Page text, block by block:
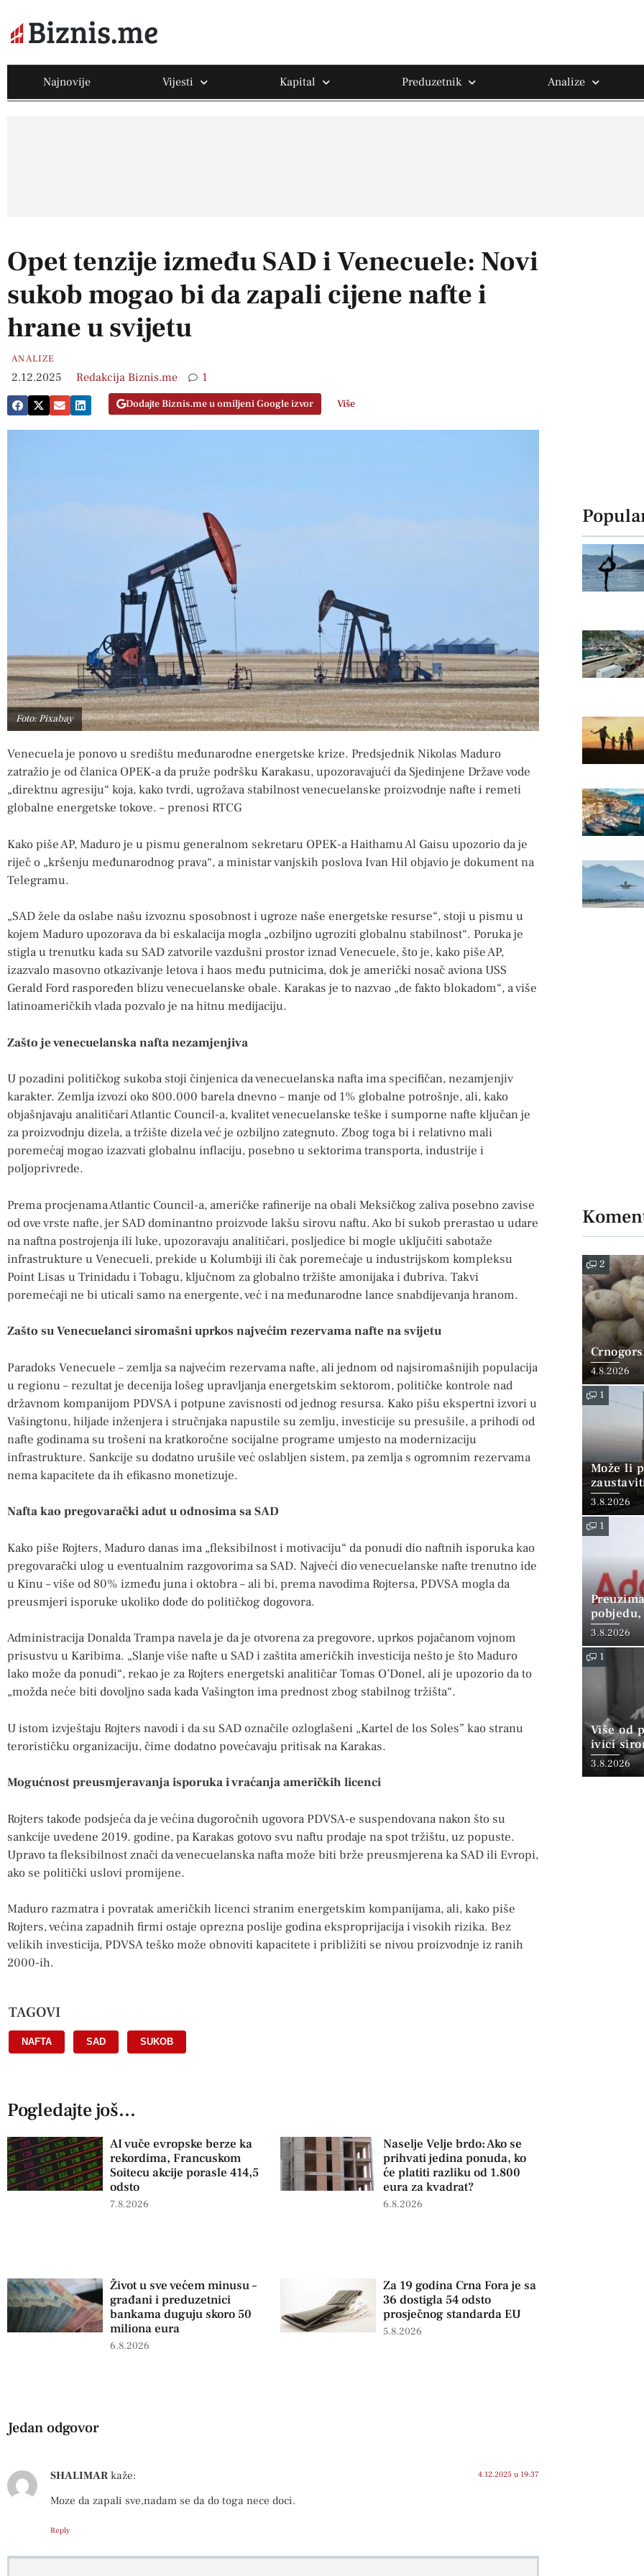
Najnovije Vijesti Kapital Preduzetnik Analize
Opet tenzije između SAD i Venecuele: Novi
sukob mogao bi da zapali cijene nafte i
hrane u svijetu
ANALIZE
2.12.2025 Redakcija Biznis.me 1
Dodajte Biznis.me u omiljeni Google izvor Više
Foto: Pixabay
Venecuela je ponovo u središtu međunarodne energetske krize. Predsjednik Nikolas Maduro
zatražio je od članica OPEK-a da pruže podršku Karakasu, upozoravajući da Sjedinjene Države vode
„direktnu agresiju“ koja, kako tvrdi, ugrožava stabilnost venecuelanske proizvodnje nafte i remeti
globalne energetske tokove. – prenosi RTCG
Kako piše AP, Maduro je u pismu generalnom sekretaru OPEK-a Haithamu Al Gaisu upozorio da je
riječ o „kršenju međunarodnog prava“, a ministar vanjskih poslova Ivan Hil objavio je dokument na
Telegramu.
„SAD žele da oslabe našu izvoznu sposobnost i ugroze naše energetske resurse“, stoji u pismu u
kojem Maduro upozorava da bi eskalacija mogla „ozbiljno ugroziti globalnu stabilnost“. Poruka je
stigla u trenutku kada su SAD zatvorile vazdušni prostor iznad Venecuele, što je, kako piše AP,
izazvalo masovno otkazivanje letova i haos među putnicima, dok je američki nosač aviona USS
Gerald Ford raspoređen blizu venecuelanske obale. Karakas je to nazvao „de fakto blokadom“, a više
latinoameričkih vlada pozvalo je na hitnu medijaciju.
Zašto je venecuelanska nafta nezamjenjiva
U pozadini političkog sukoba stoji činjenica da venecuelanska nafta ima specifičan, nezamjenjiv
karakter. Zemlja izvozi oko 800.000 barela dnevno – manje od 1% globalne potrošnje, ali, kako
objašnjavaju analitičari Atlantic Council-a, kvalitet venecuelanske teške i sumporne nafte ključan je
za proizvodnju dizela, a tržište dizela već je ozbiljno zategnuto. Zbog toga bi i relativno mali
poremećaj mogao izazvati globalnu inflaciju, posebno u sektorima transporta, industrije i
poljoprivrede.
Prema procjenama Atlantic Council-a, američke rafinerije na obali Meksičkog zaliva posebno zavise
od ove vrste nafte, jer SAD dominantno proizvode lakšu sirovu naftu. Ako bi sukob prerastao u udare
na naftna postrojenja ili luke, upozoravaju analitičari, posljedice bi mogle uključiti sabotaže
infrastrukture u Venecueli, prekide u Kolumbiji ili čak poremećaje u industrijskom kompleksu
Point Lisas u Trinidadu i Tobagu, ključnom za globalno tržište amonijaka i đubriva. Takvi
poremećaji ne bi uticali samo na energente, već i na međunarodne lance snabdijevanja hranom.
Zašto su Venecuelanci siromašni uprkos najvećim rezervama nafte na svijetu
Paradoks Venecuele – zemlja sa najvećim rezervama nafte, ali jednom od najsiromašnijih populacija
u regionu – rezultat je decenija lošeg upravljanja energetskim sektorom, političke kontrole nad
državnom kompanijom PDVSA i potpune zavisnosti od jednog resursa. Kako pišu ekspertni izvori u
Vašingtonu, hiljade inženjera i stručnjaka napustile su zemlju, investicije su presušile, a prihodi od
nafte godinama su trošeni na kratkoročne socijalne programe umjesto na modernizaciju
infrastrukture. Sankcije su dodatno urušile već oslabljen sistem, pa zemlja s ogromnim rezervama
nema kapacitete da ih efikasno monetizuje.
Nafta kao pregovarački adut u odnosima sa SAD
Kako piše Rojters, Maduro danas ima „fleksibilnost i motivaciju“ da ponudi dio naftnih isporuka kao
pregovarački ulog u eventualnim razgovorima sa SAD. Najveći dio venecuelanske nafte trenutno ide
u Kinu – više od 80% između juna i oktobra – ali bi, prema navodima Rojtersa, PDVSA mogla da
preusmjeri isporuke ukoliko dođe do političkog dogovora.
Administracija Donalda Trampa navela je da je otvorena za pregovore, uprkos pojačanom vojnom
prisustvu u Karibima. „Slanje više nafte u SAD i zaštita američkih investicija nešto je što Maduro
lako može da ponudi“, rekao je za Rojters energetski analitičar Tomas O’Donel, ali je upozorio da to
„možda neće biti dovoljno sada kada Vašington ima prednost zbog stabilnog tržišta“.
U istom izvještaju Rojters navodi i da su SAD označile ozloglašeni „Kartel de los Soles” kao stranu
terorističku organizaciju, čime dodatno povećavaju pritisak na Karakas.
Mogućnost preusmjeravanja isporuka i vraćanja američkih licenci
Rojters takođe podsjeća da je većina dugoročnih ugovora PDVSA-e suspendovana nakon što su
sankcije uvedene 2019. godine, pa Karakas gotovo svu naftu prodaje na spot tržištu, uz popuste.
Upravo ta fleksibilnost znači da venecuelanska nafta može biti brže preusmjerena ka SAD ili Evropi,
ako se politički uslovi promijene.
Maduro razmatra i povratak američkih licenci stranim energetskim kompanijama, ali, kako piše
Rojters, većina zapadnih firmi ostaje oprezna poslije godina eksproprijacija i visokih rizika. Bez
velikih investicija, PDVSA teško može obnoviti kapacitete i približiti se nivou proizvodnje iz ranih
2000-ih.
TAGOVI
NAFTA SAD SUKOB
Pogledajte još...
AI vuče evropske berze ka
rekordima, Francuskom
Soitecu akcije porasle 414,5
odsto
7.8.2026
Naselje Velje brdo: Ako se
prihvati jedina ponuda, ko
će platiti razliku od 1.800
eura za kvadrat?
6.8.2026
Život u sve većem minusu –
građani i preduzetnici
bankama duguju skoro 50
miliona eura
6.8.2026
Za 19 godina Crna Fora je sa
36 dostigla 54 odsto
prosječnog standarda EU
5.8.2026
Jedan odgovor
SHALIMAR kaže: 4.12.2025 u 19:37
Moze da zapali sve,nadam se da do toga nece doci.
Reply
2
4.8.2026
1
Može li
3.8.2026
1
3.8.2026
1
Više od
ivici
3.8.2026